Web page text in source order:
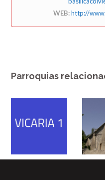
WEB:http://
Parroquias